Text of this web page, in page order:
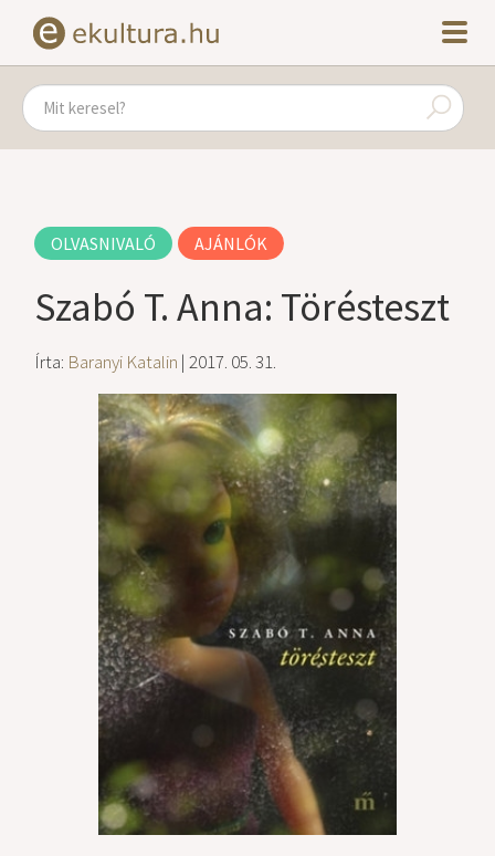
OLVASNIVALÓ AJÁNLÓK
Szabó T. Anna: Törésteszt
Írta: Baranyi Katalin | 2017. 05. 31.